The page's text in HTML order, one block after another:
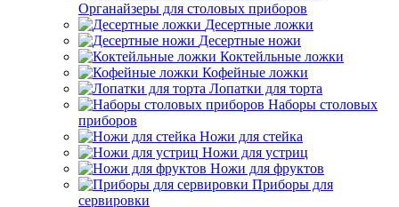
Органайзеры для столовых приборов
Десертные ложки
Десертные ножи
Коктейльные ложки
Кофейные ложки
Лопатки для торта
Наборы столовых
приборов
Ножи для стейка
Ножи для устриц
Ножи для фруктов
Приборы для
сервировки